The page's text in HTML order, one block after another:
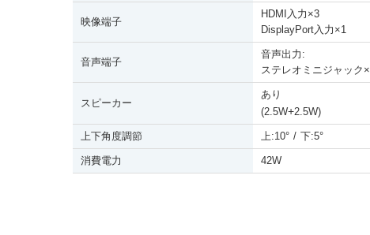
映像端子
HDMI入力 ×3
DisplayPort入力 ×1
音声端子
音声出力:
ステレオミニジャック ×
スピーカー
あり
(2.5W+2.5W)
上下角度調節 上:10° / 下:5°
消費電力 42W